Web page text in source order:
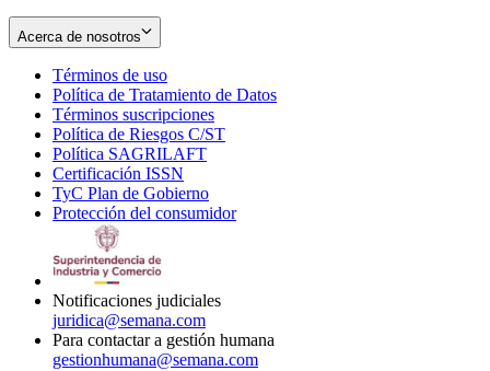
Acerca de nosotros
Términos de uso
in
new
window
Política de Tratamiento de Datos
Términos suscripciones
in
Política de Riesgos C/ST
Política SAGRILAFT
new
window
Certificación ISSN
in
new
TyC Plan de Gobierno
in
Protección del consumidorOpens
Notificaciones judiciales
juridica@semana.com
Para contactar a gestión humana
gestionhumana@semana.com